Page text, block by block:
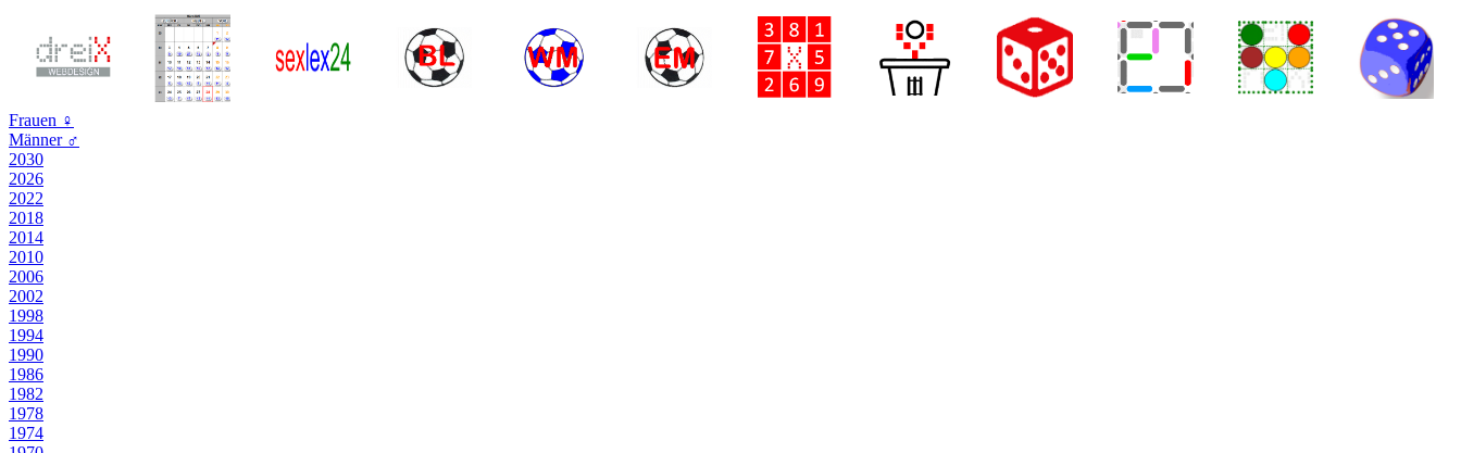
Frauen ♀
Männer ♂
2030
2026
2022
2018
2014
2010
2006
2002
1998
1994
1990
1986
1982
1978
1974